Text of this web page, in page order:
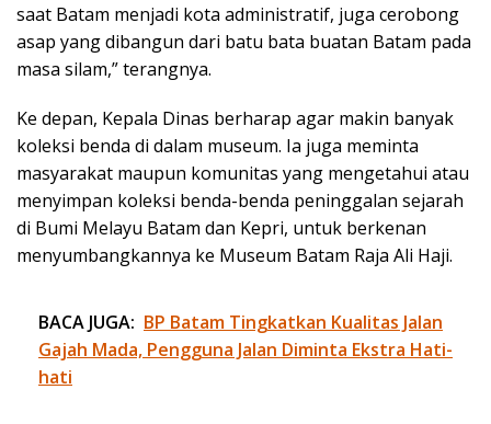
saat Batam menjadi kota administratif, juga cerobong
asap yang dibangun dari batu bata buatan Batam pada
masa silam,” terangnya.
Ke depan, Kepala Dinas berharap agar makin banyak
koleksi benda di dalam museum. Ia juga meminta
masyarakat maupun komunitas yang mengetahui atau
menyimpan koleksi benda-benda peninggalan sejarah
di Bumi Melayu Batam dan Kepri, untuk berkenan
menyumbangkannya ke Museum Batam Raja Ali Haji.
BACA JUGA: BP Batam Tingkatkan Kualitas Jalan
Gajah Mada, Pengguna Jalan Diminta Ekstra Hati-
hati